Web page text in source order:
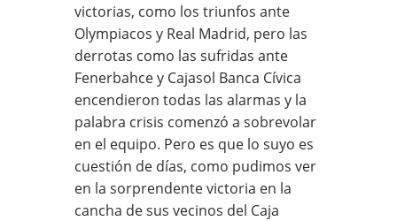
victorias, como los triunfos ante
Olympiacos y Real Madrid, pero las
derrotas como las sufridas ante
Fenerbahce y Cajasol Banca Cívica
encendieron todas las alarmas y la
palabra crisis comenzó a sobrevolar
en el equipo. Pero es que lo suyo es
cuestión de días, como pudimos ver
en la sorprendente victoria en la
cancha de sus vecinos del Caja